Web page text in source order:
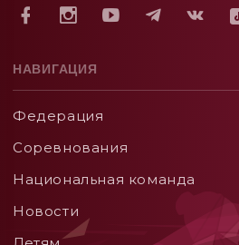
НАВИГАЦИЯ
Федерация
Соревнования
Национальная команда
Новости